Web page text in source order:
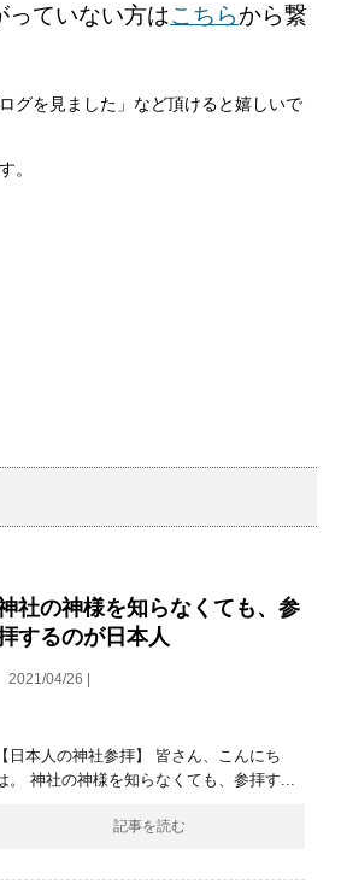
っていない方はこちらから繋
グを見ました」など頂けると嬉しいで
。
社の神様を知らなくても、参
するのが日本人
2021/04/26 |
【日本人の神社参拝】 皆さん、こんにち
。 神社の神様を知らなくても、参拝す...
記事を読む